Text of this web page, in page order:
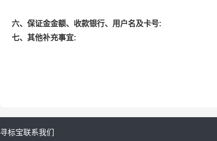
六、保证金金额、收款银行、用户名及卡号:
七、其他补充事宜:
寻标宝联系我们